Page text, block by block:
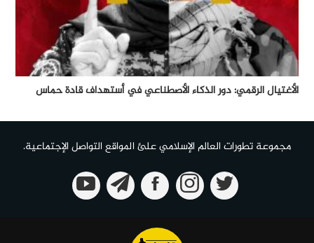
الأغتيال الرقمي: دور الذكاء الأصطناعي في أستهداف قادة حماس
مجموعة تطورات العالم الإسلامي علئ المواقع التواصل الإجتماعية.